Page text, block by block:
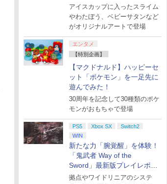
QUEST」第2弾が本日発売
アイスカップに入ったスライム
やわたぼう、ベビーサタンなど
がオリジナルアートで登場
エンタメ
【特別企画】
【マクドナルド】ハッピーセ
ット「ポケモン」を一足先に
遊んでみた！
30周年を記念して30種類のポケ
モンがおもちゃで登場
PS5 Xbox SX
Switch2
WIN
新たな力「腕覚醒」を体験！
「鬼武者 Way of the
Sword」最新版プレイレポー
ト
拠点やワイドリニアのシステ